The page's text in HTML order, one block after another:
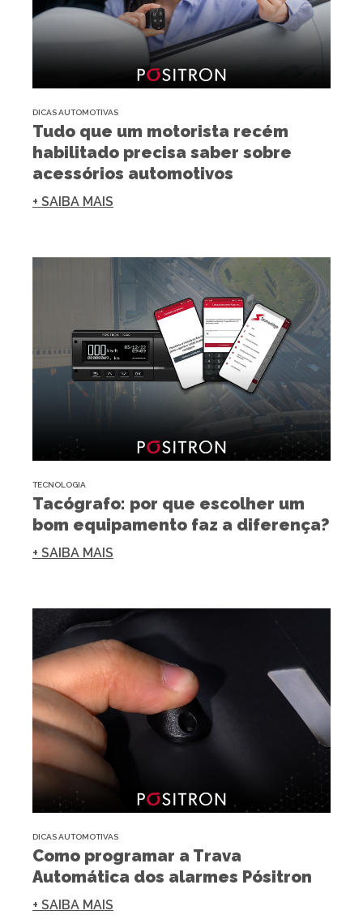
DICAS AUTOMOTIVAS
Tudo que um motorista recém
habilitado precisa saber sobre
acessórios automotivos
+ SAIBA MAIS
TECNOLOGIA
Tacógrafo: por que escolher um
bom equipamento faz a diferença?
+ SAIBA MAIS
DICAS AUTOMOTIVAS
Como programar a Trava
Automática dos alarmes Pósitron
+ SAIBA MAIS